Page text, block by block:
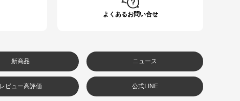
よくあるお問い合せ
新商品 ニュース
レビュー高評価 公式LINE